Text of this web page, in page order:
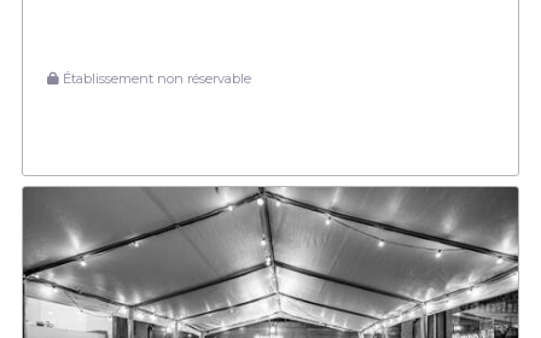
Établissement non réservable